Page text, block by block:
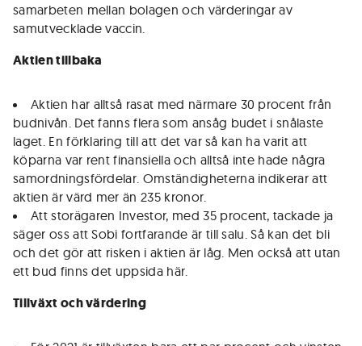
samarbeten mellan bolagen och värderingar av
samutvecklade vaccin.
Aktien tillbaka
Aktien har alltså rasat med närmare 30 procent från
budnivån. Det fanns flera som ansåg budet i snålaste
laget. En förklaring till att det var så kan ha varit att
köparna var rent finansiella och alltså inte hade några
samordningsfördelar. Omständigheterna indikerar att
aktien är värd mer än 235 kronor.
Att storägaren Investor, med 35 procent, tackade ja
säger oss att Sobi fortfarande är till salu. Så kan det bli
och det gör att risken i aktien är låg. Men också att utan
ett bud finns det uppsida här.
Tillväxt och värdering